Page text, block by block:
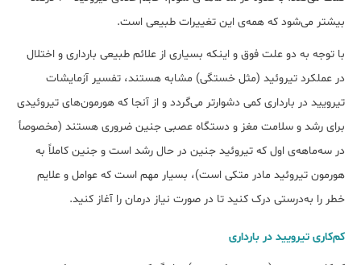
بیشتر می‌شود که همه‌ی این تغییرات طبیعی است.
با توجه به دو علت فوق و اینکه بسیاری از علائم طبیعی بارداری و اختلال
در عملکرد تیروئید (مثل خستگی) مشابه هستند، تفسیر آزمایشات
تیرویید در بارداری کمی دشوارتر می‌گردد و از آنجا که هورمون‌های تیروئیدی
برای رشد و سلامت مغز و دستگاه عصبی جنین ضروری هستند (مخصوصأ
در سه‌ماهه‌ی اول که تیروئید جنین در حال رشد است و جنین کاملاً به
هورمون تیروئید مادر متکی است)، بسیار مهم است که عوامل و علایم
خطر را به‌درستی درک کنید تا در صورت نیاز درمان را آغاز کنید.
کم‌کاری تیرویید در بارداری